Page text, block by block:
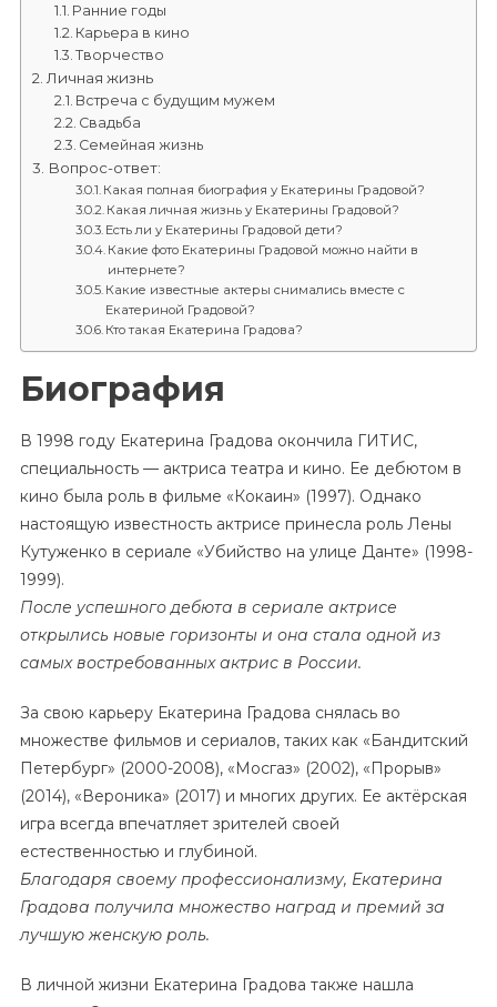
Ранние годы
Карьера в кино
Творчество
Личная жизнь
Встреча с будущим мужем
Свадьба
Семейная жизнь
Вопрос-ответ:
Какая полная биография у Екатерины Градовой?
Какая личная жизнь у Екатерины Градовой?
Есть ли у Екатерины Градовой дети?
Какие фото Екатерины Градовой можно найти в
интернете?
Какие известные актеры снимались вместе с
Екатериной Градовой?
Кто такая Екатерина Градова?
Биография
В 1998 году Екатерина Градова окончила ГИТИС,
специальность — актриса театра и кино. Ее дебютом в
кино была роль в фильме «Кокаин» (1997). Однако
настоящую известность актрисе принесла роль Лены
Кутуженко в сериале «Убийство на улице Данте» (1998-
1999).
После успешного дебюта в сериале актрисе
открылись новые горизонты и она стала одной из
самых востребованных актрис в России.
За свою карьеру Екатерина Градова снялась во
множестве фильмов и сериалов, таких как «Бандитский
Петербург» (2000-2008), «Мосгаз» (2002), «Прорыв»
(2014), «Вероника» (2017) и многих других. Ее актёрская
игра всегда впечатляет зрителей своей
естественностью и глубиной.
Благодаря своему профессионализму, Екатерина
Градова получила множество наград и премий за
лучшую женскую роль.
В личной жизни Екатерина Градова также нашла